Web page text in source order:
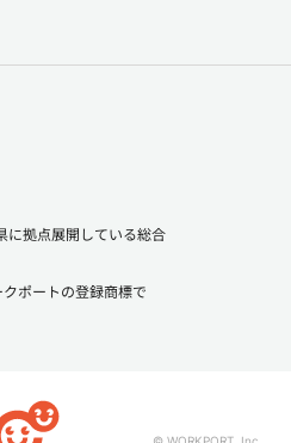
に拠点展開している総合
クポートの登録商標で